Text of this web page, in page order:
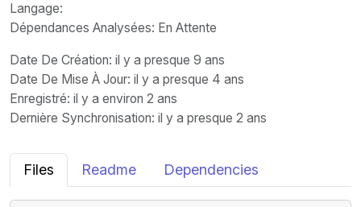
Langage:
Dépendances Analysées: En Attente
Date De Création: il y a presque 9 ans
Date De Mise À Jour: il y a presque 4 ans
Enregistré: il y a environ 2 ans
Dernière Synchronisation: il y a presque 2 ans
Files Readme Dependencies